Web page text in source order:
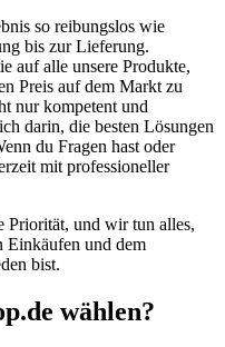
so reibungslos wie
bis zur Lieferung.
auf alle unsere Produkte,
Preis auf dem Markt zu
nur kompetent und
darin, die besten Lösungen
du Fragen hast oder
mit professioneller
Priorität, und wir tun alles,
Einkäufen und dem
bist.
wählen?